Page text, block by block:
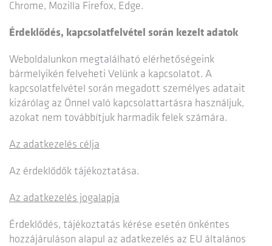
Chrome, Mozilla Firefox, Edge.
Érdeklődés, kapcsolatfelvétel során kezelt adatok
Weboldalunkon megtalálható elérhetőségeink
bármelyikén felveheti Velünk a kapcsolatot. A
kapcsolatfelvétel során megadott személyes adatait
kizárólag az Önnel való kapcsolattartásra használjuk,
azokat nem továbbítjuk harmadik felek számára.
Az adatkezelés célja
Az érdeklődők tájékoztatása.
Az adatkezelés jogalapja
Érdeklődés, tájékoztatás kérése esetén önkéntes
hozzájáruláson alapul az adatkezelés az EU általános